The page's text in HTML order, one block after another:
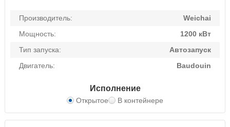
Производитель:
Weichai
Мощность:
1200 кВт
Тип запуска:
Автозапуск
Двигатель:
Baudouin
Исполнение
Открытое В контейнере